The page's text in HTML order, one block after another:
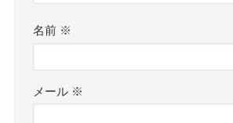
名前 ※
メール ※